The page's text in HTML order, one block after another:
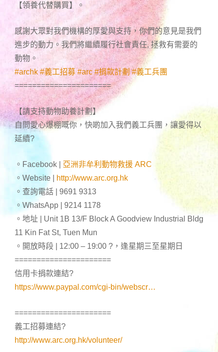
【領養代替購買】。
感謝大眾對我們機構的厚愛與支持，你們的意見是我們
進步的動力。我們將繼續履行社會責任, 拯救有需要的
動物。
#archk #義工招募 #arc #捐款計劃 #義工兵團
======================
【請支持動物助養計劃】
自問愛心爆棚嘅你，快啲加入我們義工兵團，讓愛得以
延續?
。Facebook |
亞洲非牟利動物救援 ARC
。Website |
http://www.arc.org.hk
。查詢電話 | 9691 9313
。WhatsApp | 9214 1178
。地址 | Unit 1B 13/F Block A Goodview Industrial Bldg
11 Kin Fat St, Tuen Mun
。開放時段 | 12:00 – 19:00 ? ，逢星期三至星期日
======================
信用卡捐款連結?
https://www.paypal.com/cgi-bin/webscr…
======================
義工招募連結?
http://www.arc.org.hk/volunteer/